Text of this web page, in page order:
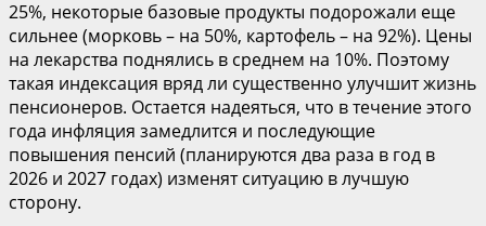
25%, некоторые базовые продукты подорожали еще
сильнее (морковь – на 50%, картофель – на 92%). Цены
на лекарства поднялись в среднем на 10%. Поэтому
такая индексация вряд ли существенно улучшит жизнь
пенсионеров. Остается надеяться, что в течение этого
года инфляция замедлится и последующие
повышения пенсий (планируются два раза в год в
2026 и 2027 годах) изменят ситуацию в лучшую
сторону.